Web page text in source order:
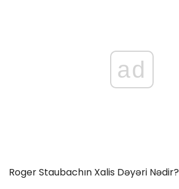
ad
Roger Staubachın Xalis Dəyəri Nədir?